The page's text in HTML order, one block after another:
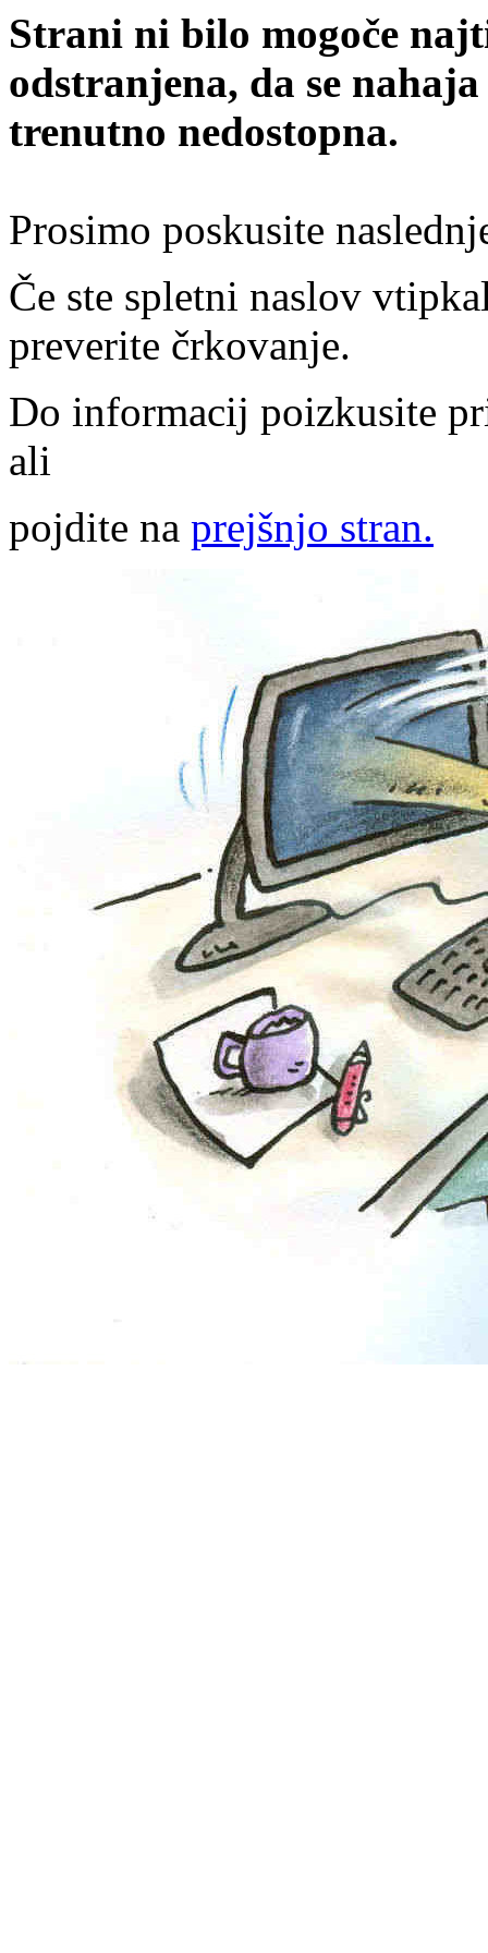
Strani ni bilo mogoče
odstranjena, da se
trenutno nedostopna.
Prosimo poskusite
Če ste spletni naslov
preverite črkovanje.
Do informacij poizkusite
ali
pojdite na prejšnjo stran.